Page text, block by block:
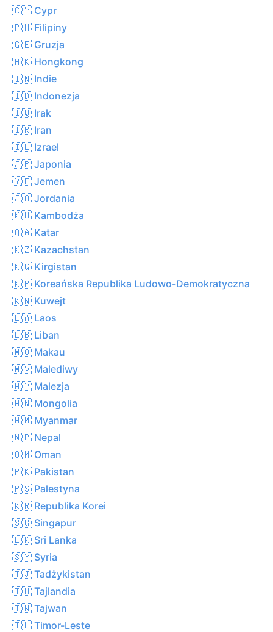
🇨🇾 Cypr
🇵🇭 Filipiny
🇬🇪 Gruzja
🇭🇰 Hongkong
🇮🇳 Indie
🇮🇩 Indonezja
🇮🇶 Irak
🇮🇷 Iran
🇮🇱 Izrael
🇯🇵 Japonia
🇾🇪 Jemen
🇯🇴 Jordania
🇰🇭 Kambodża
🇶🇦 Katar
🇰🇿 Kazachstan
🇰🇬 Kirgistan
🇰🇵 Koreańska Republika Ludowo-Demokratyczna
🇰🇼 Kuwejt
🇱🇦 Laos
🇱🇧 Liban
🇲🇴 Makau
🇲🇻 Malediwy
🇲🇾 Malezja
🇲🇳 Mongolia
🇲🇲 Myanmar
🇳🇵 Nepal
🇴🇲 Oman
🇵🇰 Pakistan
🇵🇸 Palestyna
🇰🇷 Republika Korei
🇸🇬 Singapur
🇱🇰 Sri Lanka
🇸🇾 Syria
🇹🇯 Tadżykistan
🇹🇭 Tajlandia
🇹🇼 Tajwan
🇹🇱 Timor-Leste